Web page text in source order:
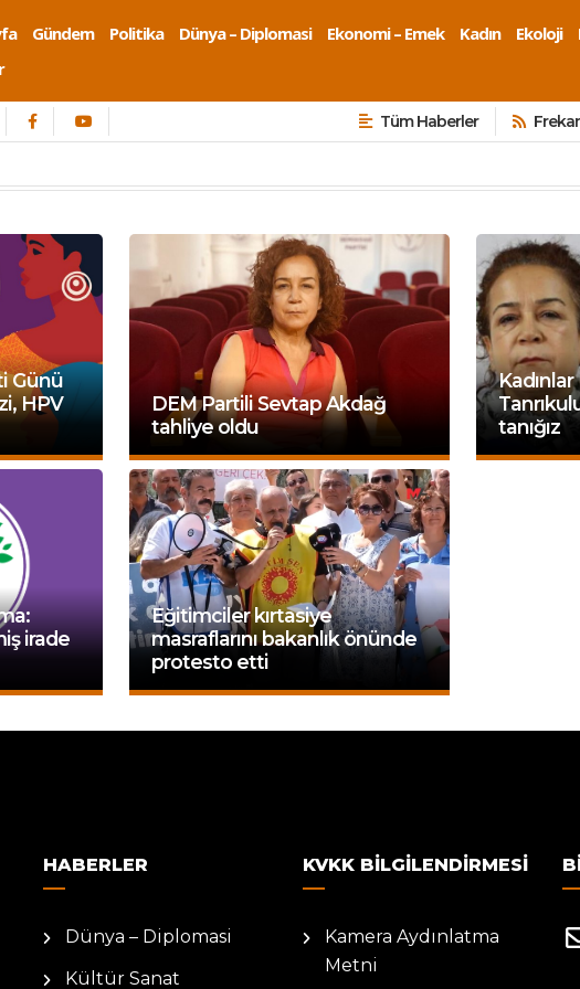
Gündem Politika Dünya – Diplomasi Ekonomi – Emek Kadın Ekoloji
Tüm Haberler
Günü
HPV
DEM Partili Sevtap Akdağ
tahliye oldu
tanığız
irade
Eğitimciler kırtasiye
masraflarını bakanlık önünde
protesto etti
HABERLER
Dünya – Diplomasi
Kültür Sanat
KVKK BILGILENDIRMESI
Kamera Aydınlatma
Metni